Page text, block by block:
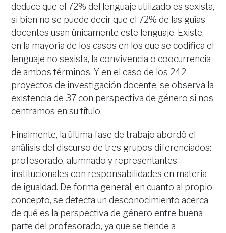
deduce que el 72% del lenguaje utilizado es sexista,
si bien no se puede decir que el 72% de las guías
docentes usan únicamente este lenguaje. Existe,
en la mayoría de los casos en los que se codifica el
lenguaje no sexista, la convivencia o coocurrencia
de ambos términos. Y en el caso de los 242
proyectos de investigación docente, se observa la
existencia de 37 con perspectiva de género si nos
centramos en su título.
Finalmente, la última fase de trabajo abordó el
análisis del discurso de tres grupos diferenciados:
profesorado, alumnado y representantes
institucionales con responsabilidades en materia
de igualdad. De forma general, en cuanto al propio
concepto, se detecta un desconocimiento acerca
de qué es la perspectiva de género entre buena
parte del profesorado, ya que se tiende a